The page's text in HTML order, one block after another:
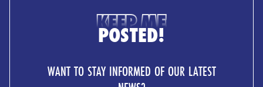
KEEP ME
POSTED!
WANT TO STAY INFORMED OF OUR LATEST